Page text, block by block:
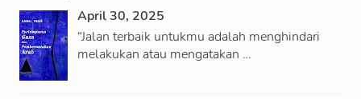
April 30, 2025
“Jalan terbaik untukmu adalah menghindari
melakukan atau mengatakan …